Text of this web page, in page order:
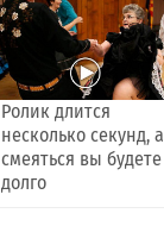
Ролик длится
несколько секунд, а
смеяться вы будете
долго